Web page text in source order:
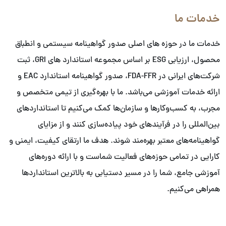
خدمات ما
خدمات ما در حوزه های اصلی صدور گواهینامه سیستمی و انطباق
محصول، ارزیابی ESG بر اساس مجموعه استاندارد های GRI، ثبت
شرکت‌های ایرانی در FDA-FFR، صدور گواهینامه استاندارد EAC و
ارائه خدمات آموزشی می‌باشد. ما با بهره‌گیری از تیمی متخصص و
مجرب، به کسب‌وکارها و سازمان‌ها کمک می‌کنیم تا استانداردهای
بین‌المللی را در فرآیندهای خود پیاده‌سازی کنند و از مزایای
گواهینامه‌های معتبر بهره‌مند شوند. هدف ما ارتقای کیفیت، ایمنی و
کارایی در تمامی حوزه‌های فعالیت شماست و با ارائه دوره‌های
آموزشی جامع، شما را در مسیر دستیابی به بالاترین استانداردها
همراهی می‌کنیم.